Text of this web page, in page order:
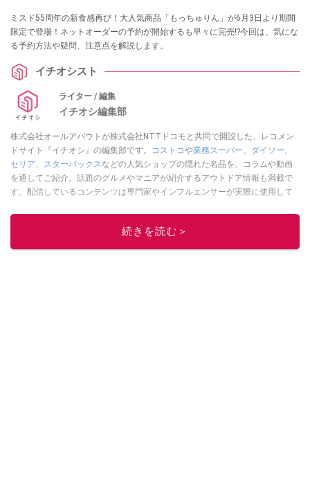
ミスド55周年の新食感再び！大人気商品「もっちゅりん」が6月3日より期間
限定で登場！ネットオーダーの予約が開始するも早々に完売!?今回は、気にな
る予約方法や疑問、注意点を解説します。
イチオシスト
ライター / 編集
イチオシ編集部
株式会社オールアバウトが株式会社NTTドコモと共同で開設した、レコメン
ドサイト『イチオシ』の編集部です。
コストコや業務スーパー ダイソー
セリア
スターバックス などの人気ショップの隠れた名品を、コラムや動画
を通してご紹介。話題のグルメやマニアが紹介するアウトドア情報も満載で
す。配信しているコンテンツは専門家やインフルエンサーが実際に使用して
ニュースでフォロー
続きを読む＞